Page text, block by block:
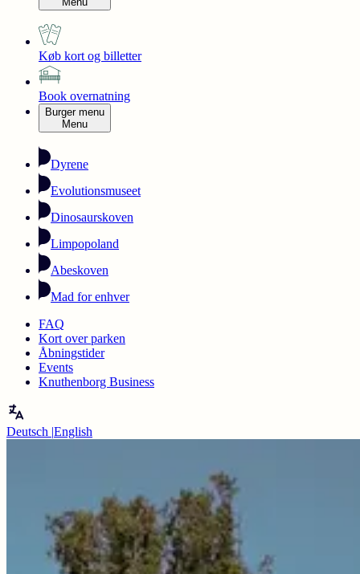
Køb kort og billetter
Book overnatning
Burger menu
Menu
Dyrene
Evolutionsmuseet
Dinosaurskoven
Limpopoland
Abeskoven
Mad for enhver
FAQ
Kort over parken
Åbningstider
Events
Knuthenborg Business
Deutsch |English